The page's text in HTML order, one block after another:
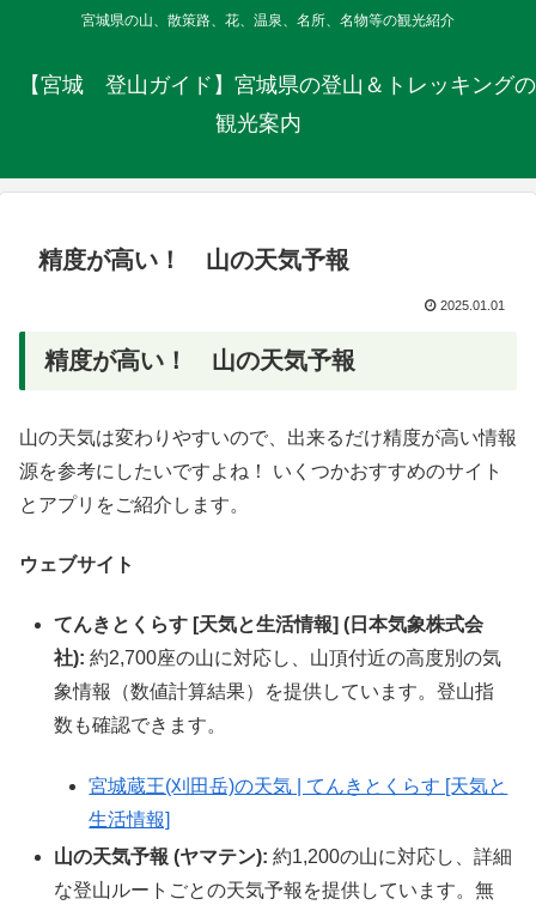
宮城県の山、散策路、花、温泉、名所、名物等の観光紹介
【宮城 登山ガイド】宮城県の登山＆トレッキングの
観光案内
精度が高い！ 山の天気予報
2025.01.01
精度が高い！ 山の天気予報
山の天気は変わりやすいので、出来るだけ精度が高い情報
源を参考にしたいですよね！ いくつかおすすめのサイト
とアプリをご紹介します。
ウェブサイト
てんきとくらす [天気と生活情報] (日本気象株式会
社): 約2,700座の山に対応し、山頂付近の高度別の気
象情報（数値計算結果）を提供しています。登山指
数も確認できます。
宮城蔵王(刈田岳)の天気 | てんきとくらす [天気と
生活情報]
山の天気予報 (ヤマテン): 約1,200の山に対応し、詳細
な登山ルートごとの天気予報を提供しています。無